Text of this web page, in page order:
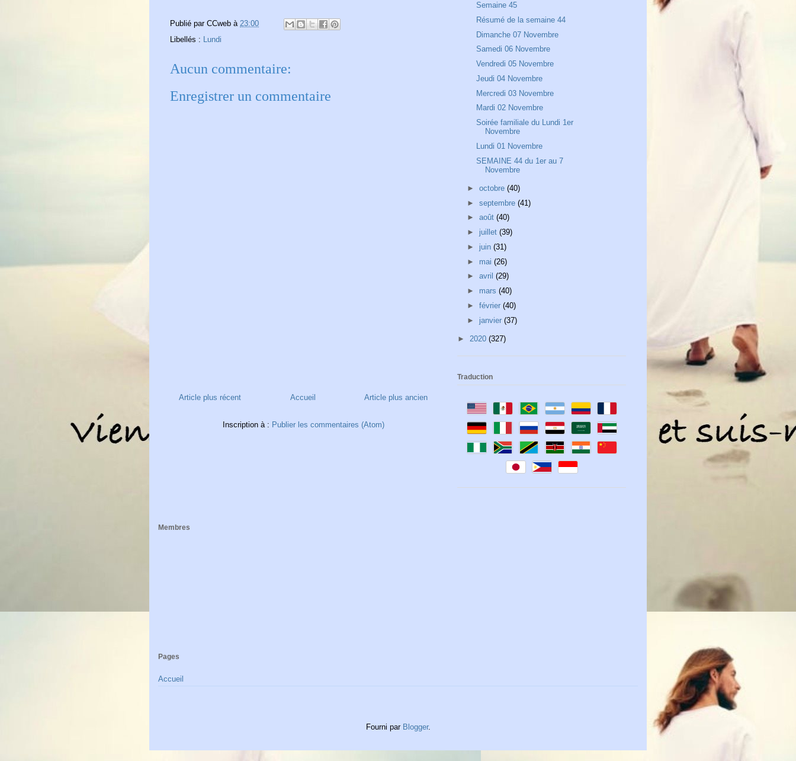
Publié par CCweb à 23:00
Libellés : Lundi
Aucun commentaire:
Enregistrer un commentaire
Article plus récent Article plus ancien
Accueil
Inscription à : Publier les commentaires (Atom)
Semaine 45
Résumé de la semaine 44
Dimanche 07 Novembre
Samedi 06 Novembre
Vendredi 05 Novembre
Jeudi 04 Novembre
Mercredi 03 Novembre
Mardi 02 Novembre
Soirée familiale du Lundi 1er
Novembre
Lundi 01 Novembre
SEMAINE 44 du 1er au 7
Novembre
► octobre (40)
► septembre (41)
► août (40)
► juillet (39)
► juin (31)
► mai (26)
► avril (29)
► mars (40)
► février (40)
► janvier (37)
► 2020 (327)
Traduction
Membres
Pages
Accueil
Fourni par Blogger.